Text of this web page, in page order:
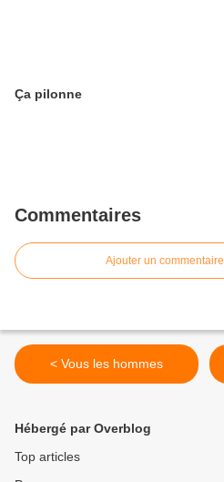
Ça pilonne
Commentaires
Ajouter un commentaire
< Vous les hommes
Hébergé par Overblog
Top articles